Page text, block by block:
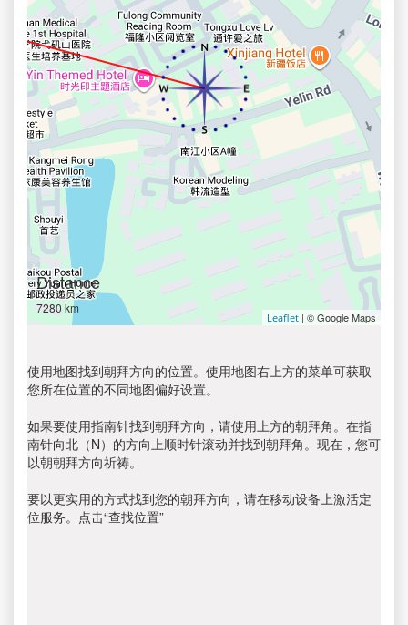
Distance
7280 km
Leaflet | © Google Maps
使用地图找到朝拜方向的位置。使用地图右上方的菜单可获取
您所在位置的不同地图偏好设置。
如果要使用指南针找到朝拜方向，请使用上方的朝拜角。在指
南针向北（N）的方向上顺时针滚动并找到朝拜角。现在，您可
以朝朝拜方向祈祷。
要以更实用的方式找到您的朝拜方向，请在移动设备上激活定
位服务。点击“查找位置”